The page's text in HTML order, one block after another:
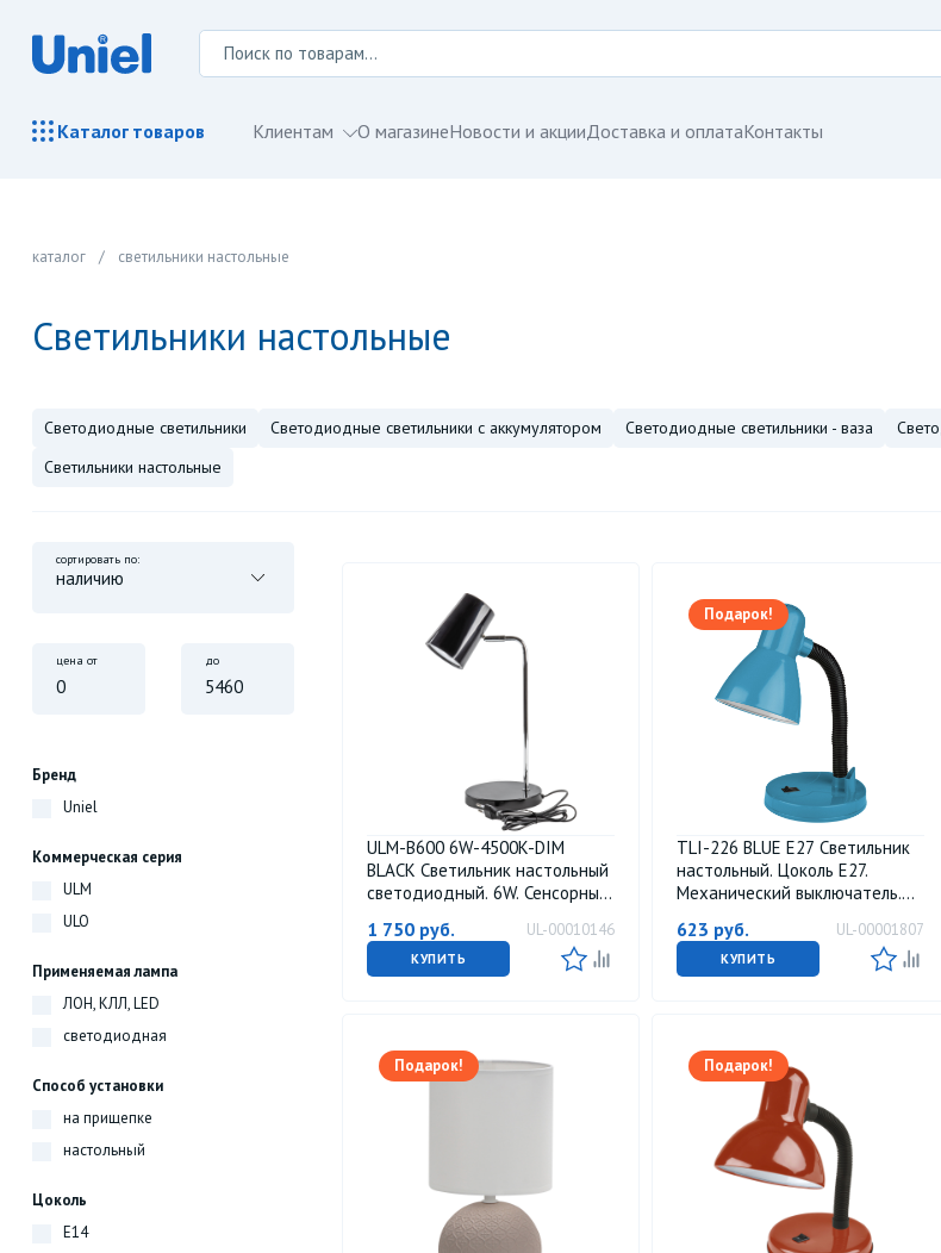
Каталог товаров Клиентам О магазинеНовости и акцииДоставка и оплатаКонтакты
каталог / светильники настольные
светильники настольные
светодиодные светильники светодиодные светильники с аккумулятором светодиодные светильники - ваза
светильники настольные
сортировать по:
цена от до
Бренд
Uniel
Коммерческая серия
ULM
ULO
Применяемая лампа
ЛОН, КЛЛ, LED
светодиодная
Способ установки
на прищепке
настольный
Цоколь
E14
ULM-B600 6W-4500K-DIM
BLACK Светильник настольный
светодиодный. 6W. Сенсорный
ТМ Uniel
1 750 руб. UL-00010146
КУПИТЬ
Подарок!
TLI-226 BLUE E27 Светильник
настольный. Цоколь Е27.
Механический выключатель.
623 руб. UL-00001807
КУПИТЬ
Подарок! Подарок!